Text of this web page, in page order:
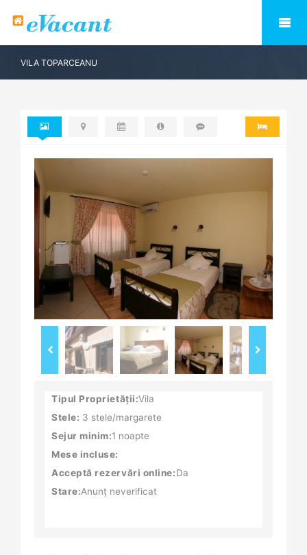
VILA TOPARCEANU
Tipul Proprietății:Vila
Stele: 3 stele/margarete
Sejur minim:1 noapte
Mese incluse:
Acceptă rezervări online:Da
Stare:Anunț neverificat